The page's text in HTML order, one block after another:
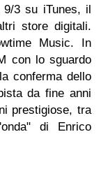
3 su iTunes, il
store digitali.
Music. In
con lo sguardo
conferma dello
da fine anni
prestigiose, tra
di Enrico